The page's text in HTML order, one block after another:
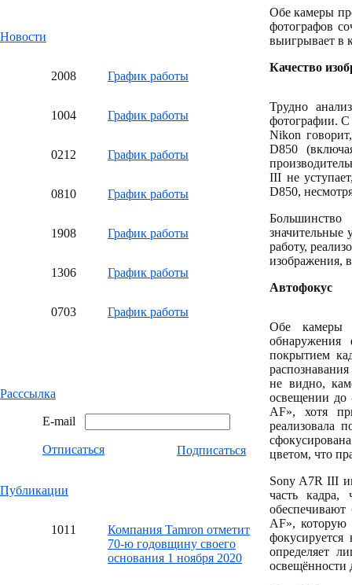
Новости
2008 График работы
1004 График работы
0212 График работы
0810 График работы
1908 График работы
1306 График работы
0703 График работы
Расссылка
E-mail
Отписаться Подписаться
Публикации
1011
Компания Tamron отметит
70-ю годовщину своего
основания 1 ноября 2020
Обе камеры
фотографов
выигрывает в
Качество
Трудно
фотографии. С
Nikon
D850
III не
D850,
Большинство
значительные
работу,
изображения,
Автофокус
Обе камеры
покрытием
не видно,
освещении до
AF», хотя
реализовала
цветом, что
Sony A7R III
часть кадра,
AF», которую
определяет
освещённости